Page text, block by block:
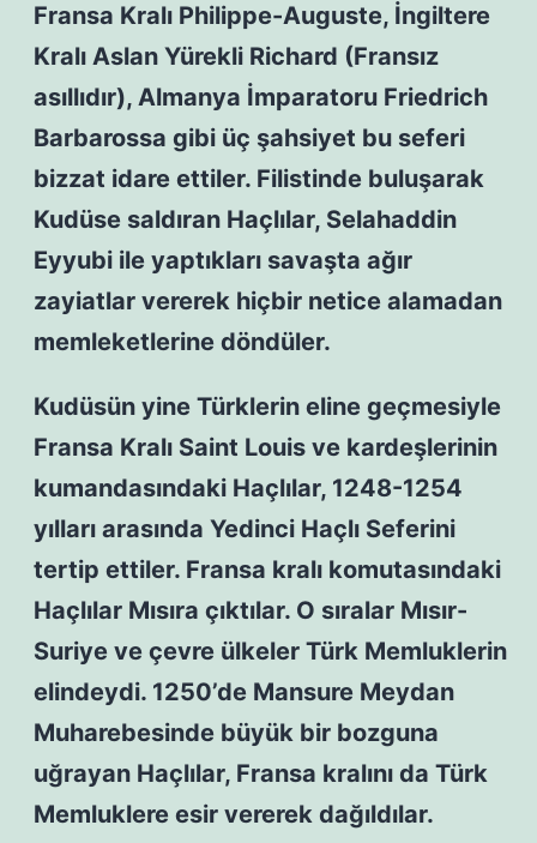
Fransa Kralı Philippe-Auguste, İngiltere
Kralı Aslan Yürekli Richard (Fransız
asıllıdır), Almanya İmparatoru Friedrich
Barbarossa gibi üç şahsiyet bu seferi
bizzat idare ettiler. Filistinde buluşarak
Kudüse saldıran Haçlılar, Selahaddin
Eyyubi ile yaptıkları savaşta ağır
zayiatlar vererek hiçbir netice alamadan
memleketlerine döndüler.
Kudüsün yine Türklerin eline geçmesiyle
Fransa Kralı Saint Louis ve kardeşlerinin
kumandasındaki Haçlılar, 1248-1254
yılları arasında Yedinci Haçlı Seferini
tertip ettiler. Fransa kralı komutasındaki
Haçlılar Mısıra çıktılar. O sıralar Mısır-
Suriye ve çevre ülkeler Türk Memluklerin
elindeydi. 1250’de Mansure Meydan
Muharebesinde büyük bir bozguna
uğrayan Haçlılar, Fransa kralını da Türk
Memluklere esir vererek dağıldılar.